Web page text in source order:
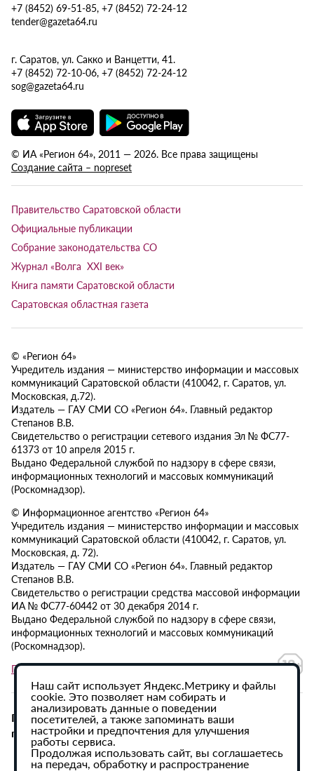
+7 (8452) 69-51-85, +7 (8452) 72-24-12
tender@gazeta64.ru
г. Саратов, ул. Сакко и Ванцетти, 41.
+7 (8452) 72-10-06, +7 (8452) 72-24-12
sog@gazeta64.ru
© ИА «Регион 64», 2011 — 2026. Все права защищены
Создание сайта – nopreset
Правительство Саратовской области
Официальные публикации
Собрание законодательства СО
Журнал «Волга XXI век»
Книга памяти Саратовской области
Саратовская областная газета
© «Регион 64»
Учредитель издания — министерство информации и массовых
коммуникаций Саратовской области (410042, г. Саратов, ул.
Московская, д.72).
Издатель — ГАУ СМИ СО «Регион 64». Главный редактор
Степанов В.В.
Свидетельство о регистрации сетевого издания Эл № ФС77-
61373 от 10 апреля 2015 г.
Выдано Федеральной службой по надзору в сфере связи,
информационных технологий и массовых коммуникаций
(Роскомнадзор).
© Информационное агентство «Регион 64»
Учредитель издания — министерство информации и массовых
коммуникаций Саратовской области (410042, г. Саратов, ул.
Московская, д. 72).
Издатель — ГАУ СМИ СО «Регион 64». Главный редактор
Степанов В.В.
Свидетельство о регистрации средства массовой информации
ИА № ФС77-60442 от 30 декабря 2014 г.
Выдано Федеральной службой по надзору в сфере связи,
информационных технологий и массовых коммуникаций
(Роскомнадзор).
Политика в отношении обработки персональных данных
При использовании материалов сайта активная
гиперссылка на ИА «Регион 64» обязательна.
Наш сайт использует Яндекс.Метрику и файлы
cookie. Это позволяет нам собирать и
анализировать данные о поведении
посетителей, а также запоминать ваши
настройки и предпочтения для улучшения
работы сервиса.
Продолжая использовать сайт, вы соглашаетесь
на передач, обработку и распространение